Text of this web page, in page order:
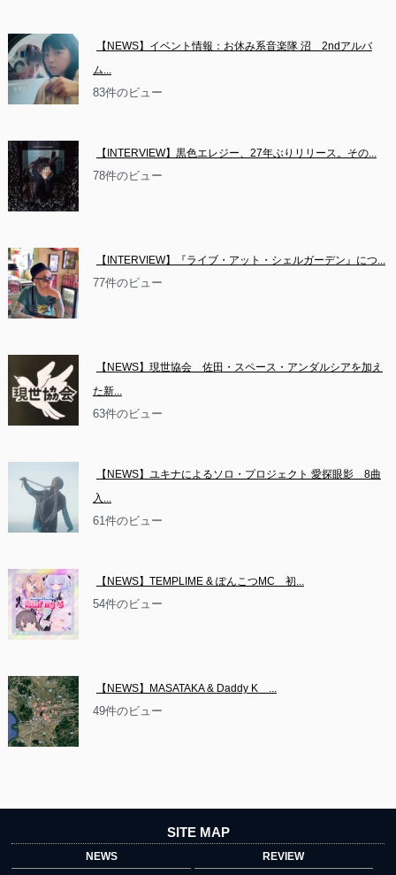
【NEWS】イベント情報：お休み系音楽隊 沼　2ndアルバ
ム...
83件のビュー
【INTERVIEW】黒色エレジー、27年ぶりリリース。その...
78件のビュー
【INTERVIEW】『ライブ・アット・シェルガーデン』につ...
77件のビュー
【NEWS】現世協会　佐田・スペース・アンダルシアを加え
た新...
63件のビュー
【NEWS】ユキナによるソロ・プロジェクト 愛探眼影　8曲
入...
61件のビュー
【NEWS】TEMPLIME & ぽんこつMC　初...
54件のビュー
【NEWS】MASATAKA & Daddy K　...
49件のビュー
SITE MAP
NEWS
REVIEW